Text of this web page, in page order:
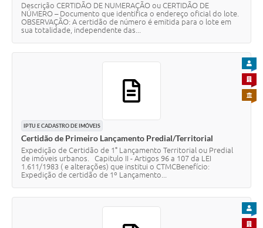
Descrição CERTIDÃO DE NUMERAÇÃO ou CERTIDÃO DE
NÚMERO – Documento que identifica o endereço oficial do lote.
OBSERVAÇÃO: A certidão de número é emitida para o lote em
sua totalidade, independente das...
IPTU E CADASTRO DE IMÓVEIS
Certidão de Primeiro Lançamento Predial/Territorial
Expedição de Certidão de 1° Lançamento Territorial ou Predial
de imóveis urbanos. Capitulo II - Artigos 96 a 107 da LEI
1.611/1983 ( e alterações) que institui o CTMCBenefício:
Expedição de certidão de 1º Lançamento...
PARA
PARA
PARA